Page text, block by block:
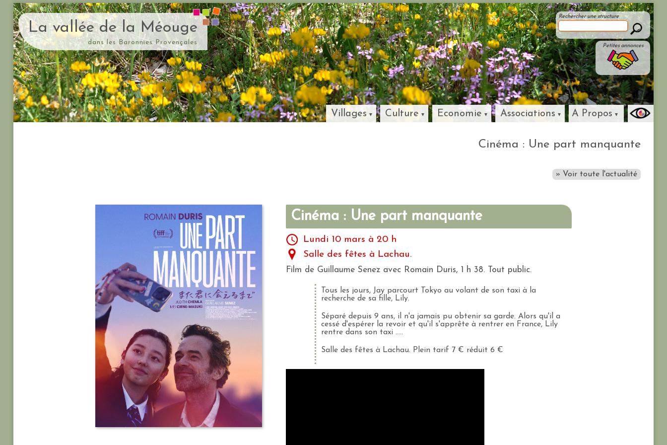
La vallée de la Méouge
dans les Baronnies Provençales
Rechercher une structure
Petites annonces
Villages Culture Economie Associations A Propos
Cinéma : Une part manquante
» Voir toute l'actualité
Cinéma : Une part manquante
Lundi 10 mars à 20 h
Salle des fêtes à Lachau.
Film de Guillaume Senez avec Romain Duris, 1 h 38. Tout public.
Tous les jours, Jay parcourt Tokyo au volant de son taxi à la
recherche de sa fille, Lily.
Séparé depuis 9 ans, il n'a jamais pu obtenir sa garde. Alors qu'il a
cessé d'espérer la revoir et qu'il s'apprête à rentrer en France, Lily
rentre dans son taxi .....
Salle des fêtes à Lachau. Plein tarif 7 € réduit 6 €